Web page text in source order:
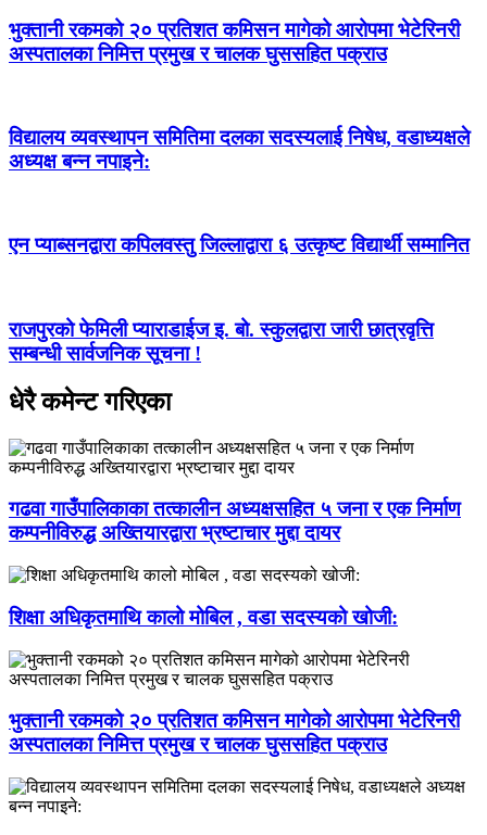
भुक्तानी रकमको २० प्रतिशत कमिसन मागेको आरोपमा भेटेरिनरी
अस्पतालका निमित्त प्रमुख र चालक घुससहित पक्राउ
विद्यालय व्यवस्थापन समितिमा दलका सदस्यलाई निषेध, वडाध्यक्षले
अध्यक्ष बन्न नपाइने:
एन प्याब्सनद्वारा कपिलवस्तु जिल्लाद्वारा ६ उत्कृष्ट विद्यार्थी सम्मानित
राजपुरको फेमिली प्याराडाईज इ. बो. स्कुलद्वारा जारी छात्रवृत्ति
सम्बन्धी सार्वजनिक सूचना !
धेरै कमेन्ट गरिएका
गढवा गाउँपालिकाका तत्कालीन अध्यक्षसहित ५ जना र एक निर्माण
कम्पनीविरुद्ध अख्तियारद्वारा भ्रष्टाचार मुद्दा दायर
शिक्षा अधिकृतमाथि कालो मोबिल , वडा सदस्यको खोजी:
भुक्तानी रकमको २० प्रतिशत कमिसन मागेको आरोपमा भेटेरिनरी
अस्पतालका निमित्त प्रमुख र चालक घुससहित पक्राउ